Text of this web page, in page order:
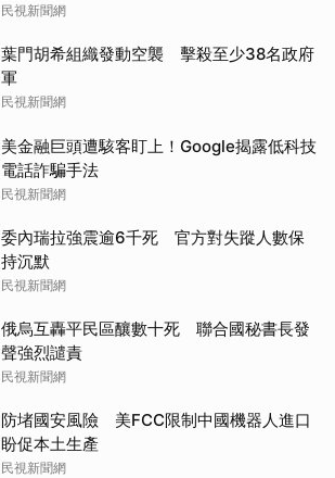
民視新聞網
葉門胡希組織發動空襲 擊殺至少38名政府
軍
民視新聞網
美金融巨頭遭駭客盯上！Google揭露低科技
電話詐騙手法
民視新聞網
委內瑞拉強震逾6千死 官方對失蹤人數保
持沉默
民視新聞網
俄烏互轟平民區釀數十死 聯合國秘書長發
聲強烈譴責
民視新聞網
防堵國安風險 美FCC限制中國機器人進口
盼促本土生產
民視新聞網